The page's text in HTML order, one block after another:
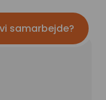
samarbejde?